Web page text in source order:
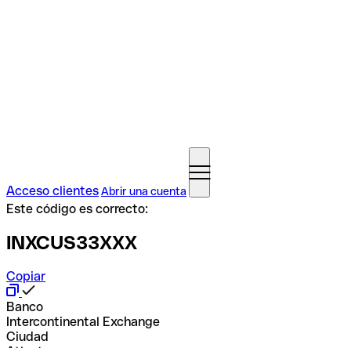
Acceso clientesAbrir una cuenta
Este código es correcto:
INXCUS33XXX
Copiar
Banco
Intercontinental Exchange
Ciudad